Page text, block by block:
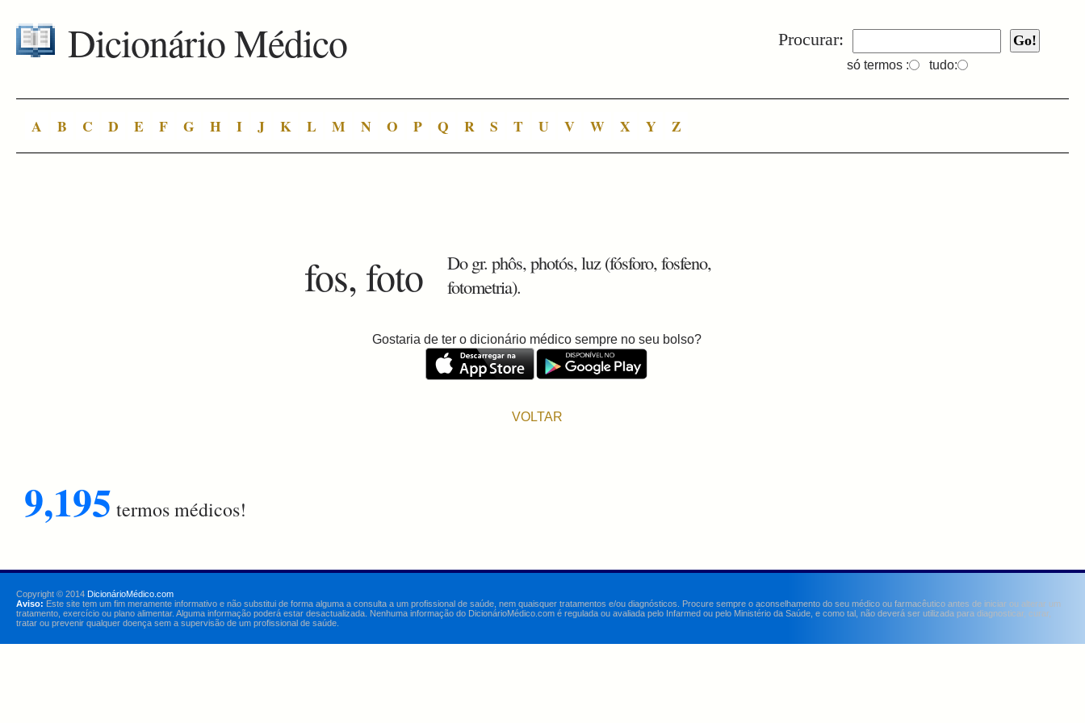
Procurar:
só termos : tudo:
Dicionário Médico
A B C D E F G H I J K L M N O P Q R S T U V W X Y Z
fos, foto
Do gr. phôs, photós, luz (fósforo, fosfeno,
fotometria).
Gostaria de ter o dicionário médico sempre no seu bolso?
VOLTAR
9,195 termos médicos!
Copyright © 2014 DicionárioMédico.com
Aviso: Este site tem um fim meramente informativo e não substitui de forma alguma a consulta a um profissional de saúde, nem quaisquer tratamentos e/ou diagnósticos. Procure sempre o aconselhamento do seu médico ou farmacêutico antes de iniciar ou alterar um
tratamento, exercício ou plano alimentar. Alguma informação poderá estar desactualizada. Nenhuma informação do DicionárioMédico.com é regulada ou avaliada pelo Infarmed ou pelo Ministério da Saúde, e como tal, não deverá ser utilizada para diagnosticar, curar,
tratar ou prevenir qualquer doença sem a supervisão de um profissional de saúde.